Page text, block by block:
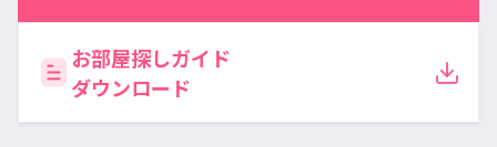
お部屋探しガイド
ダウンロード